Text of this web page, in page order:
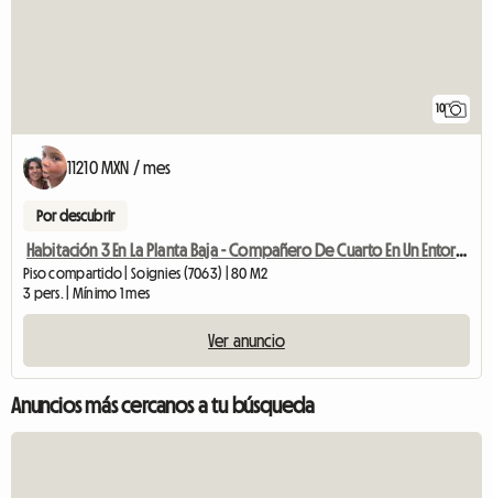
10
11210 MXN / mes
Por descubrir
Habitación 3 En La Planta Baja - Compañero De Cuarto En Un Entorno Verde
Piso compartido | Soignies (7063) | 80 M2
3 pers. | Mínimo 1 mes
Ver anuncio
Anuncios más cercanos a tu búsqueda